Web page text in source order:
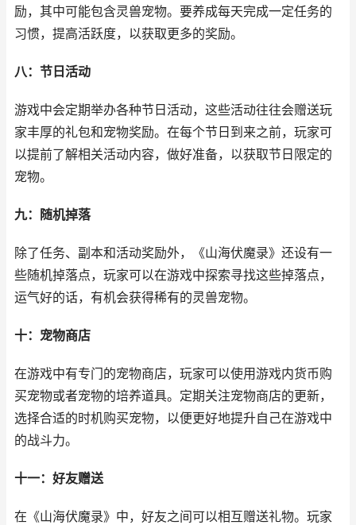
励，其中可能包含灵兽宠物。要养成每天完成一定任务的
习惯，提高活跃度，以获取更多的奖励。
八：节日活动
游戏中会定期举办各种节日活动，这些活动往往会赠送玩
家丰厚的礼包和宠物奖励。在每个节日到来之前，玩家可
以提前了解相关活动内容，做好准备，以获取节日限定的
宠物。
九：随机掉落
除了任务、副本和活动奖励外，《山海伏魔录》还设有一
些随机掉落点，玩家可以在游戏中探索寻找这些掉落点，
运气好的话，有机会获得稀有的灵兽宠物。
十：宠物商店
在游戏中有专门的宠物商店，玩家可以使用游戏内货币购
买宠物或者宠物的培养道具。定期关注宠物商店的更新，
选择合适的时机购买宠物，以便更好地提升自己在游戏中
的战斗力。
十一：好友赠送
在《山海伏魔录》中，好友之间可以相互赠送礼物。玩家